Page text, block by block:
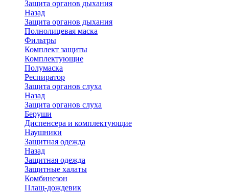
Защита органов дыхания
Назад
Защита органов дыхания
Полнолицевая маска
Фильтры
Комплект защиты
Комплектующие
Полумаска
Респиратор
Защита органов слуха
Назад
Защита органов слуха
Беруши
Диспенсера и комплектующие
Наушники
Защитная одежда
Назад
Защитная одежда
Защитные халаты
Комбинезон
Плащ-дождевик